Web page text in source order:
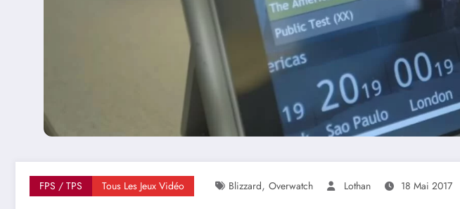
FPS / TPS Tous Les Jeux Vidéo Blizzard, Overwatch Lothan 18 Mai 2017